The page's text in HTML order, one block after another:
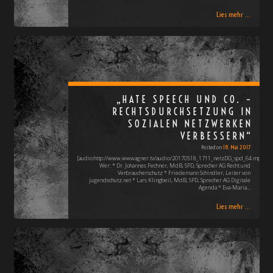
Lies mehr ...
„HATE SPEECH UND CO. –
RECHTSDURCHSETZUNG IN
SOZIALEN NETZWERKEN
VERBESSERN“
Posted on 18. Mai 2017
[audio:http://www.wwwagner.tv/audio/20170518_1711_netzDG_spd_64.mp3]
Wer: * Dr. Johannes Fechner, MdB, SPD, Sprecher AG Recht und
Verbraucherschutz * Friedemann Schindler, Leiter von
jugendschutz.net * Lars Klingbeil, MdB, SPD, Sprecher AG Digitale
Agenda * Eva-Maria…
Lies mehr ...